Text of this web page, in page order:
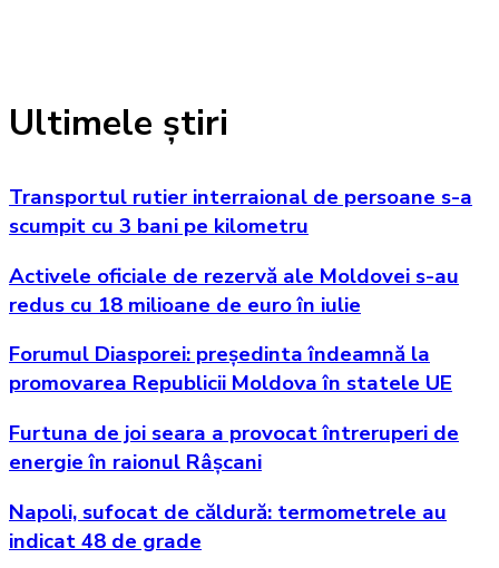
Ultimele știri
Transportul rutier interraional de persoane s-a
scumpit cu 3 bani pe kilometru
Activele oficiale de rezervă ale Moldovei s-au
redus cu 18 milioane de euro în iulie
Forumul Diasporei: președinta îndeamnă la
promovarea Republicii Moldova în statele UE
Furtuna de joi seara a provocat întreruperi de
energie în raionul Râșcani
Napoli, sufocat de căldură: termometrele au
indicat 48 de grade